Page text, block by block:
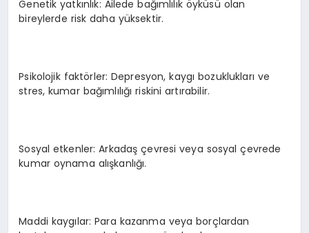
Genetik yatkınlık: Ailede bağımlılık öyküsü olan
bireylerde risk daha yüksektir.
Psikolojik faktörler: Depresyon, kaygı bozuklukları ve
stres, kumar bağımlılığı riskini artırabilir.
Sosyal etkenler: Arkadaş çevresi veya sosyal çevrede
kumar oynama alışkanlığı.
Maddi kaygılar: Para kazanma veya borçlardan